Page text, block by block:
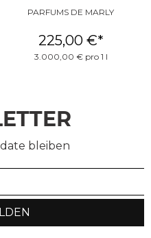
PARFUMS DE MARLY
225,00 €*
3.000,00 € pro 1 l
bleiben